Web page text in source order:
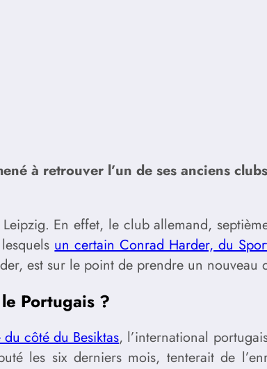
à retrouver l’un de ses anciens
En effet, le club allemand,
un certain Conrad Harder, du
est sur le point de prendre un nouveau
Portugais ?
côté du Besiktas, l’international
les six derniers mois, tenterait de